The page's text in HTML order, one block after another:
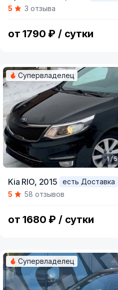
of5
3 отзыва
от 1790 ₽ / сутки
of
Супервладелец
1 / 5
Kia RIO, 2015
есть Доставка
5
58 отзывов
от 1680 ₽ / сутки
Супервладелец